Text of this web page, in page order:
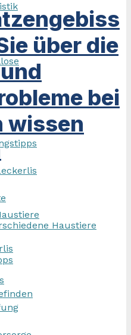
Haustiere
über die
bei
wissen